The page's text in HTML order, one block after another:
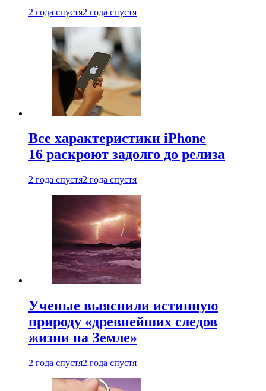
2 года спустя2 года спустя
Все характеристики iPhone
16 раскроют задолго до релиза
2 года спустя2 года спустя
Ученые выяснили истинную
природу «древнейших следов
жизни на Земле»
2 года спустя2 года спустя